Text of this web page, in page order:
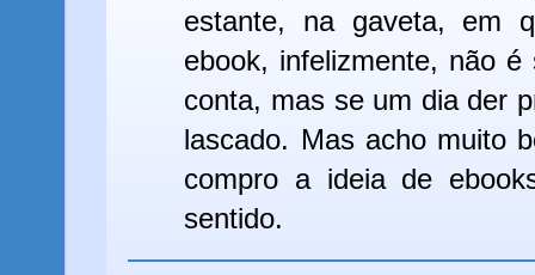
estante, na gaveta, em
ebook, infelizmente, não
conta, mas se um dia der
lascado. Mas acho muito
compro a ideia de
sentido.